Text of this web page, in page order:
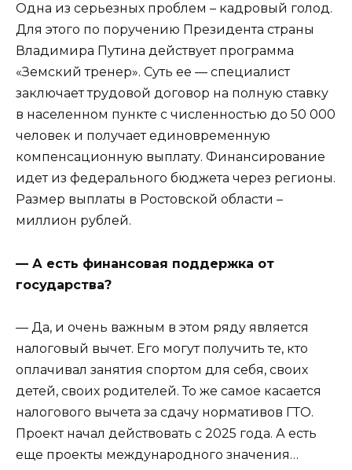
Одна из серьезных проблем – кадровый голод.
Для этого по поручению Президента страны
Владимира Путина действует программа
«Земский тренер». Суть ее — специалист
заключает трудовой договор на полную ставку
в населенном пункте с численностью до 50 000
человек и получает единовременную
компенсационную выплату. Финансирование
идет из федерального бюджета через регионы.
Размер выплаты в Ростовской области –
миллион рублей.
— А есть финансовая поддержка от
государства?
— Да, и очень важным в этом ряду является
налоговый вычет. Его могут получить те, кто
оплачивал занятия спортом для себя, своих
детей, своих родителей. То же самое касается
налогового вычета за сдачу нормативов ГТО.
Проект начал действовать с 2025 года. А есть
еще проекты международного значения…